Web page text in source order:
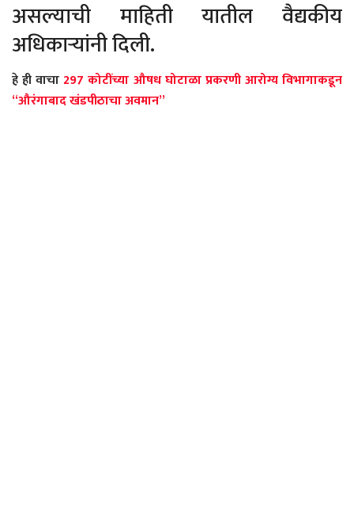
असल्याची माहिती यातील वैद्यकीय
अधिकाऱ्यांनी दिली.
हे ही वाचा297 कोटींच्या औषध घोटाळा प्रकरणी आरोग्य विभागाकडून
“औरंगाबाद खंडपीठाचा अवमान”